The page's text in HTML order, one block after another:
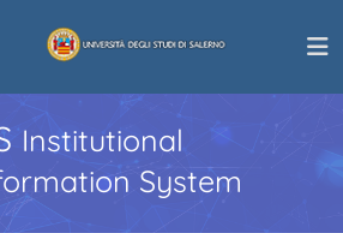
Institutional
System